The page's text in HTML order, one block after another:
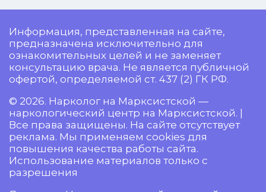
Информация, представленная на сайте,
предназначена исключительно для
ознакомительных целей и не заменяет
консультацию врача. Не является публичной
офертой, определяемой ст. 437 (2) ГК РФ.
© 2026. Нарколог на Марксистской —
наркологический центр на Марксистской. |
Все права защищены. На сайте отсутствует
реклама. Мы применяем cookies для
повышения качества работы сайта.
Использование материалов только с
разрешения